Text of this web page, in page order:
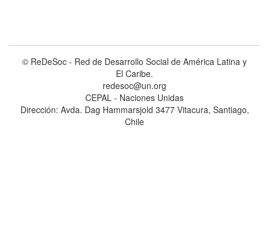
© ReDeSoc - Red de Desarrollo Social de América Latina y
El Caribe.
redesoc@un.org
CEPAL - Naciones Unidas
Dirección: Avda. Dag Hammarsjold 3477 Vitacura, Santiago,
Chile